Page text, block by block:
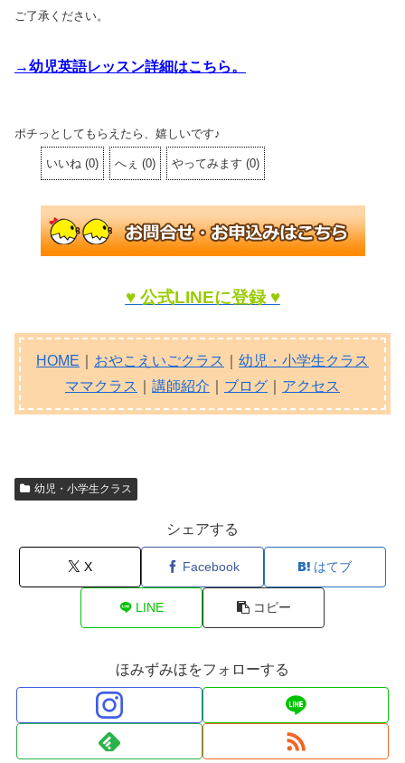
ご了承ください。
→幼児英語レッスン詳細はこちら。
ポチっとしてもらえたら、嬉しいです♪
いいね (0) へぇ (0) やってみます (0)
♥ 公式LINEに登録 ♥
HOME おやこえいごクラス
幼児・小学生クラス
ママクラス
講師紹介 ブログ アクセス
幼児・小学生クラス
シェアする
X Facebook はてブ
LINE コピー
ほみずみほをフォローする